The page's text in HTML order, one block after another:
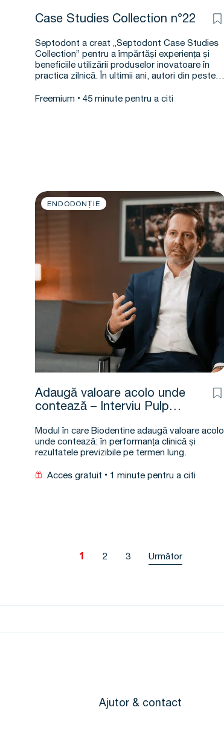
Case Studies Collection n°22
Septodont a creat „Septodont Case Studies
Collection” pentru a împărtăși experiența și
beneficiile utilizării produselor inovatoare în
practica zilnică. În ultimii ani, autori din peste…
Freemium 45 minute pentru a citi
ENDODONȚIE
Adaugă valoare acolo unde
contează – Interviu Pulp
Schewendicke
Modul în care Biodentine adaugă valoare acolo
unde contează: în performanța clinică și
rezultatele previzibile pe termen lung.
Acces gratuit 1 minute pentru a citi
1 2 3 Următor
Ajutor & contact